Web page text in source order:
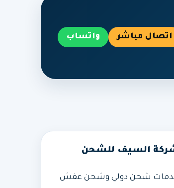
اتصال مباشر واتساب
السيف للشحن
شحن دولي وشحن عفش